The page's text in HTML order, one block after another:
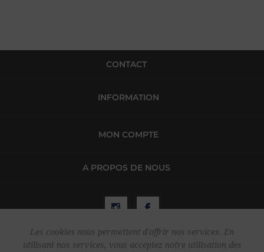
CONTACT
INFORMATION
MON COMPTE
A PROPOS DE NOUS
Les cookies nous permettent d'offrir nos services. En
utilisant nos services, vous acceptez notre utilisation des